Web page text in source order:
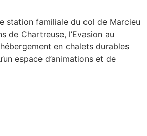
station familiale du col de Marcieu
de Chartreuse, l’Evasion au
en chalets durables
espace d’animations et de